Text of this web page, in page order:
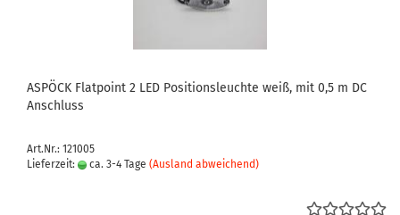
ASPÖCK Flatpoint 2 LED Positionsleuchte weiß, mit 0,5 m DC
Anschluss
Art.Nr.: 121005
Lieferzeit:
ca. 3-4 Tage (Ausland abweichend)